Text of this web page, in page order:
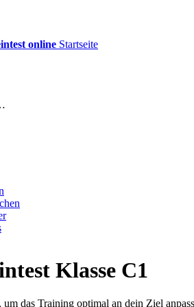
online Startseite
Klasse C1
das Training optimal an dein Ziel